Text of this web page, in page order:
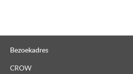
Bezoekadres
CROW